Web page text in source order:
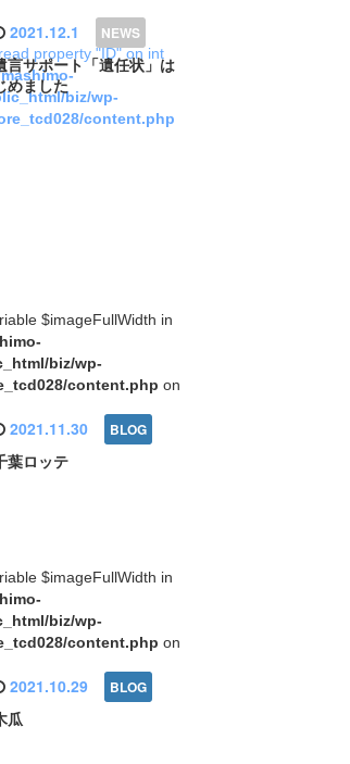
property "ID" on int
biz/wp-
content.php
2021.12.1
言サポート「遺任状」は
めました
$imageFullWidth in
biz/wp-
content.php on
2021.11.30
葉ロッテ
$imageFullWidth in
biz/wp-
content.php on
2021.10.29
瓜